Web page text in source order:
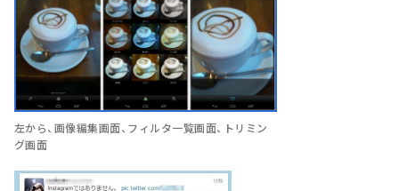
左から、画像編集画面、フィルタ一覧画面、トリミン
グ画面